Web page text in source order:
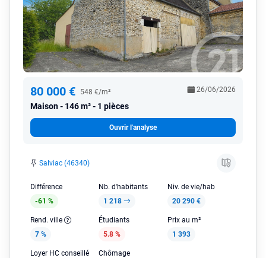
80 000 € 548 €/m²
Maison 146 m² - 1 pièces
26/06/2026
Ouvrir l'analyse
Salviac (46340)
Différence
-61 %
Nb. d'habitants
1 218
Niv. de vie/hab
20 290 €
Rend. ville
7 %
Étudiants
5.8 %
Prix au m²
1 393
Loyer HC conseillé
Chômage